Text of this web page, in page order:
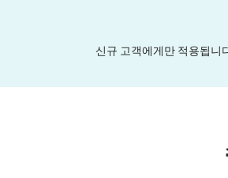
신규 고객에게만 적용됩니